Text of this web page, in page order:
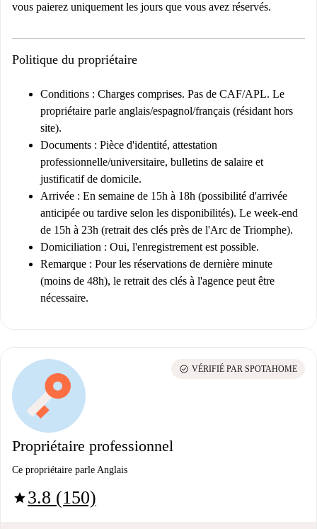
vous paierez uniquement les jours que vous avez réservés.
Politique du propriétaire
Conditions : Charges comprises. Pas de CAF/APL. Le
propriétaire parle anglais/espagnol/français (résidant hors
site).
Documents : Pièce d'identité, attestation
professionnelle/universitaire, bulletins de salaire et
justificatif de domicile.
Arrivée : En semaine de 15h à 18h (possibilité d'arrivée
anticipée ou tardive selon les disponibilités). Le week-end
de 15h à 23h (retrait des clés près de l'Arc de Triomphe).
Domiciliation : Oui, l'enregistrement est possible.
Remarque : Pour les réservations de dernière minute
(moins de 48h), le retrait des clés à l'agence peut être
nécessaire.
Propriétaire professionnel
Ce propriétaire parle Anglais
star3.8 (150)
check_circle VÉRIFIÉ PAR SPOTAHOME